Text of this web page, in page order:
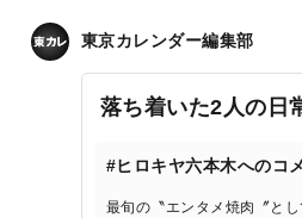
東京カレンダー編集部
落ち着いた2人の日
#ヒロキヤ六本木へのコ
最旬の〝エンタメ焼肉〞と